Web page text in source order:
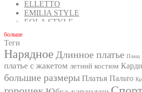
ELLETTO
EMILIA STYLE
EOLA STYLE
GIZART
GOLDEN VALLEY
INPOINT
бoльше
Теги
Нарядное Длинное платье Плащ
платье с жакетом летний костюм
большие размеры Платья Пальто